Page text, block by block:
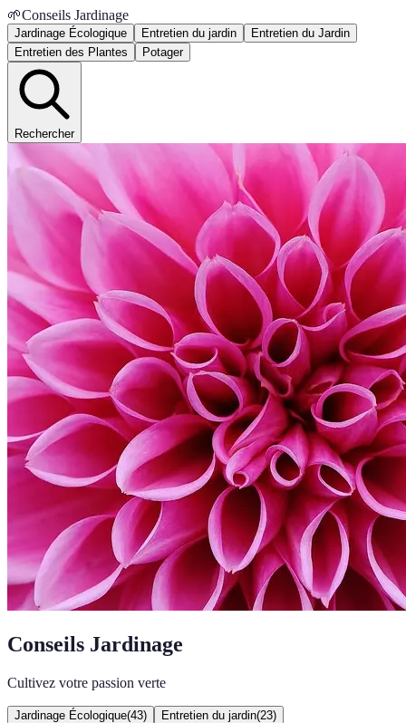
🌱Conseils Jardinage
Jardinage Écologique Entretien du jardin
Entretien du Jardin
Entretien des Plantes
Potager
Rechercher
Conseils Jardinage
Cultivez votre passion verte
Jardinage Écologique(43) Entretien du jardin(23)